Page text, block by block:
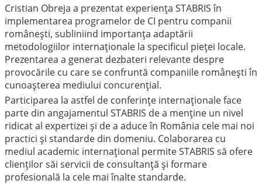
Cristian Obreja a prezentat experiența STABRIS în
implementarea programelor de CI pentru companii
românești, subliniind importanța adaptării
metodologiilor internaționale la specificul pieței locale.
Prezentarea a generat dezbateri relevante despre
provocările cu care se confruntă companiile românești în
cunoașterea mediului concurențial.
Participarea la astfel de conferințe internaționale face
parte din angajamentul STABRIS de a menține un nivel
ridicat al expertizei și de a aduce în România cele mai noi
practici și standarde din domeniu. Colaborarea cu
mediul academic internațional permite STABRIS să ofere
clienților săi servicii de consultanță și formare
profesională la cele mai înalte standarde.